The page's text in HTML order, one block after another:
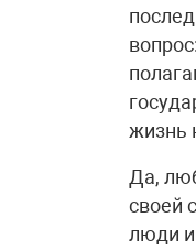
жизнь
Да,
своей
люди